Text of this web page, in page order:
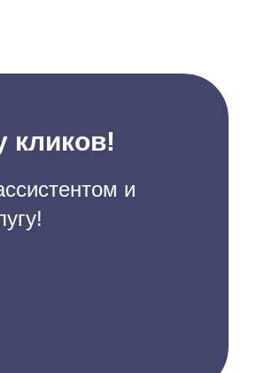
кликов!
и